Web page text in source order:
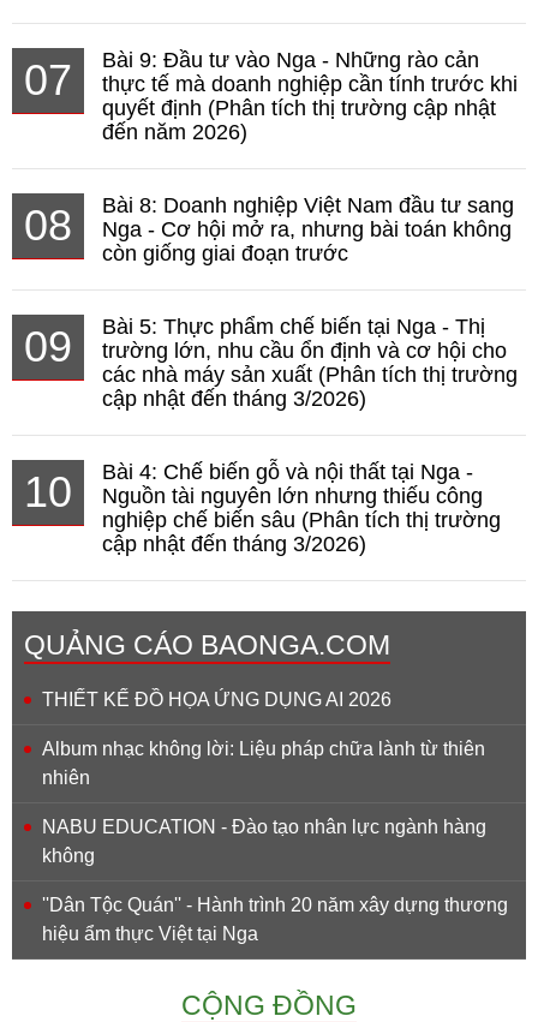
07
Bài 9: Đầu tư vào Nga - Những rào cản
thực tế mà doanh nghiệp cần tính trước khi
quyết định (Phân tích thị trường cập nhật
đến năm 2026)
08
Bài 8: Doanh nghiệp Việt Nam đầu tư sang
Nga - Cơ hội mở ra, nhưng bài toán không
còn giống giai đoạn trước
09
Bài 5: Thực phẩm chế biến tại Nga - Thị
trường lớn, nhu cầu ổn định và cơ hội cho
các nhà máy sản xuất (Phân tích thị trường
cập nhật đến tháng 3/2026)
10
Bài 4: Chế biến gỗ và nội thất tại Nga -
Nguồn tài nguyên lớn nhưng thiếu công
nghiệp chế biến sâu (Phân tích thị trường
cập nhật đến tháng 3/2026)
QUẢNG CÁO BAONGA.COM
THIẾT KẾ ĐỒ HỌA ỨNG DỤNG AI 2026
Album nhạc không lời: Liệu pháp chữa lành từ thiên
nhiên
NABU EDUCATION - Đào tạo nhân lực ngành hàng
không
''Dân Tộc Quán'' - Hành trình 20 năm xây dựng thương
hiệu ẩm thực Việt tại Nga
CỘNG ĐỒNG